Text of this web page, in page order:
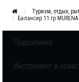
Туризм, отдых,
Балансир 11 гр
Подшипники
Инструмент и